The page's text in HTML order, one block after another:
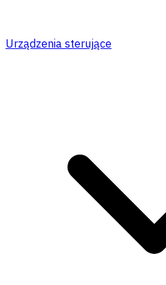
Urządzenia sterujące